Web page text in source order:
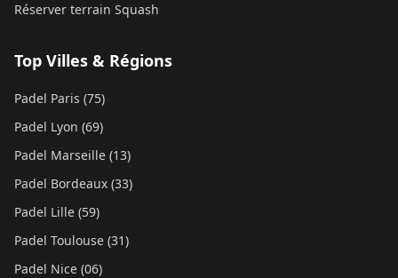
Réserver terrain Squash
Top Villes & Régions
Padel Paris (75)
Padel Lyon (69)
Padel Marseille (13)
Padel Bordeaux (33)
Padel Lille (59)
Padel Toulouse (31)
Padel Nice (06)